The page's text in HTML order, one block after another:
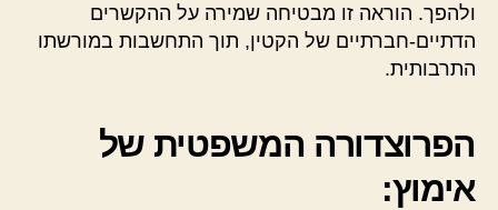
ולהפך. הוראה זו מבטיחה שמירה על ההקשרים
הדתיים-חברתיים של הקטין, תוך התחשבות במורשתו
התרבותית.
הפרוצדורה המשפטית של
אימוץ: